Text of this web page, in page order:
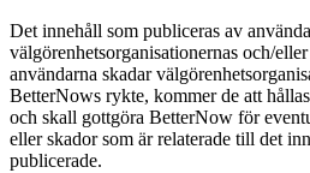
Det innehåll som publiceras av
välgörenhetsorganisationernas och/
användarna skadar
BetterNows rykte, kommer de att
och skall gottgöra BetterNow för
eller skador som är relaterade till det
publicerade.